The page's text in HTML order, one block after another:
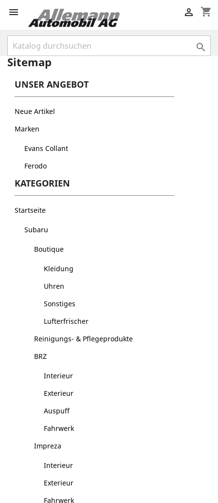
 shopping_cart


Sitemap
UNSER ANGEBOT
Neue Artikel
Marken
Evans Collant
Ferodo
KATEGORIEN
Startseite
Subaru
Boutique
Kleidung
Uhren
Sonstiges
Lufterfrischer
Reinigungs- & Pflegeprodukte
BRZ
Interieur
Exterieur
Auspuff
Fahrwerk
Impreza
Interieur
Exterieur
Fahrwerk